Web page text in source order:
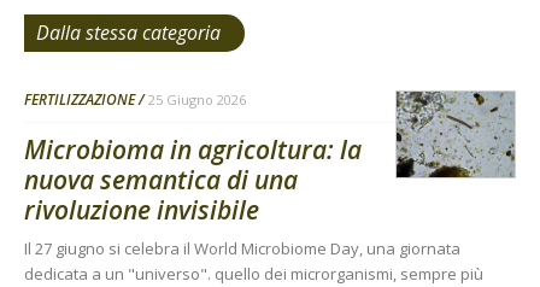
Dalla stessa categoria
FERTILIZZAZIONE 25 Giugno 2026
Microbioma in agricoltura: la
nuova semantica di una
rivoluzione invisibile
Il 27 giugno si celebra il World Microbiome Day, una giornata
dedicata a un "universo". quello dei microrganismi, sempre più